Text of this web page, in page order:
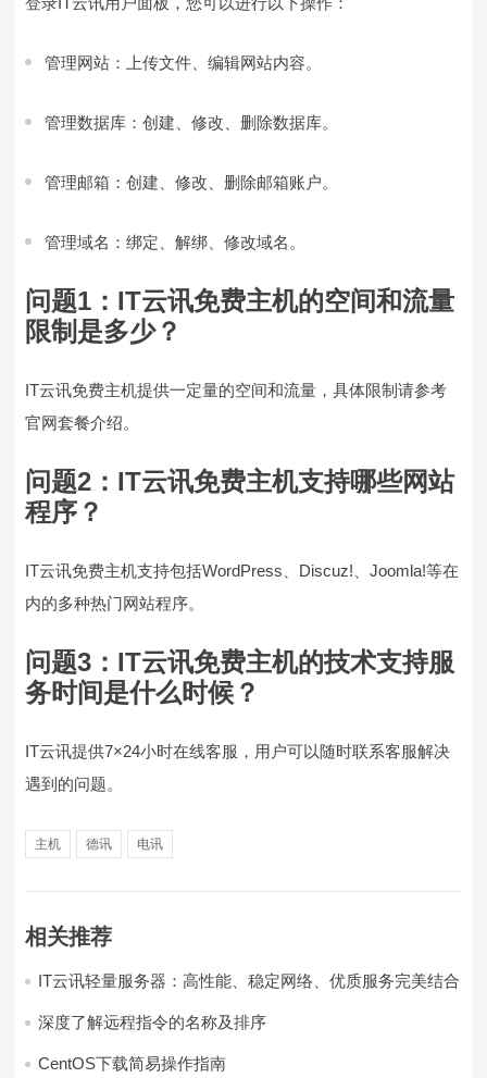
管理网站：上传文件、编辑网站内容。
管理数据库：创建、修改、删除数据库。
管理邮箱：创建、修改、删除邮箱账户。
管理域名：绑定、解绑、修改域名。
问题1： IT云讯免费主机的空间和流量
限制是多少？
IT云讯免费主机提供一定量的空间和流量，具体限制请参考
官网套餐介绍。
问题2： IT云讯免费主机支持哪些网站
程序？
IT云讯免费主机支持包括WordPress、Discuz!、Joomla!等在
内的多种热门网站程序。
问题3： IT云讯免费主机的技术支持服
务时间是什么时候？
IT云讯提供7×24小时在线客服，用户可以随时联系客服解决
遇到的问题。
主机 德讯 电讯
相关推荐
IT云讯轻量服务器：高性能、稳定网络、优质服务完美结合
深度了解远程指令的名称及排序
CentOS下载简易操作指南